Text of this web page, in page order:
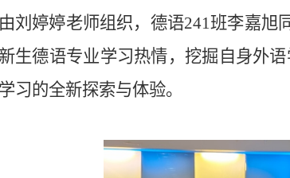
刘婷婷老师组织，德语241班李嘉旭
生德语专业学习热情，挖掘自身外
习的全新探索与体验。